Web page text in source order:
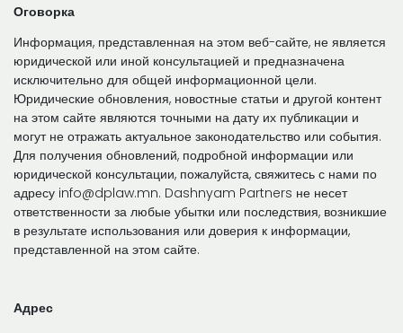
Оговорка
Информация, представленная на этом веб-сайте, не является
юридической или иной консультацией и предназначена
исключительно для общей информационной цели.
Юридические обновления, новостные статьи и другой контент
на этом сайте являются точными на дату их публикации и
могут не отражать актуальное законодательство или события.
Для получения обновлений, подробной информации или
юридической консультации, пожалуйста, свяжитесь с нами по
адресу info@dplaw.mn. Dashnyam Partners не несет
ответственности за любые убытки или последствия, возникшие
в результате использования или доверия к информации,
представленной на этом сайте.
Адрес